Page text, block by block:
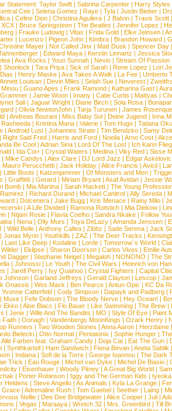
Statement: Taylor Swift | Sabrina Carpenter | Harry Styles
Cee| Selena Gomez | Raye| Tyla| Justin Bieber|
| Celine Dion | Christina Aguilera | J Balvin | Travis Scott |
| Bruce Springsteen| The Beatles | Jennifer Lopez |
| Frauke Ludowig | Vitas | Frida Gold | Elke Jeinsen |
| Lucenzo | Pigeon John | Kimbra | Brandon Howard |
Mayer| Not Called Jinx | Matt Dusk | Spencer Day|
| Edward Maya | Kerstin Linnartz | Jessica
| Ava Rocks | Youn Sunnah | Nevio | Stream Of Passion
| Shonlock | Tara Priya | Sick of Sarah | Rene Lopez | Lori
| Henry Maske| Ava Takes A Walk | La Fee| Umberto
Annett Louisan| Devin Miles | Selah Sue| Neverest|
| Guano Apes | Frank Ramond| Katharina Gast|
| Jamie Woon| Imany| Catie Curtis | Mattyas |
Sali| Jaguar Wright| Diane Birch| Sola Rosa|
| Olivia NewtonJohn| Tarja Turunen| James
| Andreas Bourani | Miss Baby Sol | Deine Jugend | Inna
Rasheeda | Kristina Maria | Valerie | Tom Hugo | Tatiana
| Android Lust | Johannes Strate | Tim Bendzko | Samy
| Right Said Fred | Harris and Ford | Noelia | Arno Cost |
Be Cool| Adrian Sina| Lord Of The Lost| Ich Kann
| Ida Corr| Crystal Waters | Medina| Viky Red| Sisse
| Mike Candys | Alex Clare | DJ Lord Jazz | Edgar Askelovic
Mauro Perucchetti | Jack Holiday | Alice Francis | Avicii |
Little Boots | Katzenjammer| Of Monsters and Men|
| Graffiti6| Gerard| Miriam Bryant| Asaf Avidan| Jessie
Bomb | Mia Martina | Sarah Hackett | The Young
| Richard Durand | Michael Canitrot | Ally Sereda |
| Dolcenera| Jake Bugg| Kris Menace| Rainy Milo|
| A Life Divided| Ramona Rotstich| Mia Diekow|
| Ntjam Rosie| Flavia Coelho| Sandra Nkake| Follow
| Nena | Olly Murs | Toya DeLazy | Amanda Jenssen |
| Wild Belle| Anthony Callea| Zibbz | Sade Serena| Jack
| Jonas Myrin | Youthkills | ZAZ | The Deer Tracks |
Last Like Deep| Kodaline| Lorde| Tomorrow´s World|
| Eklipse| Sharon Doorson| Carlos Vives | Emilie
Dagger | Stephanie Neigel | Megaloh | NONONO | The
| Johnossi | Le Youth | The Civil Wars | Heinrich von
| Jarell Perry | Ivy Quainoo | Crystal Fighters | Capital
Johnson | Garland Jeffreys | Gerald Clayton | Lescop |
Onassis | Wes Mack | Ben Pearce | Antun Opic | KC Da
Yvonne Catterfeld | Cody Simpson | Dapayk and Padberg |
Muse| Fefe Dobson| The Bloody Nerve| Hey Ocean! |
Ekko | Aloe Blacc | Flo Bauer | Like Swimming | The Brew |
| Jenix | Wille And The Bandits | MO | Style Of Eye | Paint
Faith| Oonagh| Vandenbergs MoonKings | Ozark Henry|
Runners | Two Wooden Stones | Anna Aaron| Herzdame|
Bielecki | Otto Normal | Pentatonix | Sophie Hunger |
Alle Farben feat. Graham Candy | Doja Cat | Eat The Gun |
| Synthkartell | Ham Sandwich | Fiona Bevan | Aneta Sablik |
| Indiana | Sofi de la Torre | George Ioannou | The Dark
Trick | Eau Rouge | Michel van Dyke | Michel De Biasio |
| Eisenhauer| Woody Pitney| A Great Big World|
| Porter Robinson| Iggy and The German Kids | Iyeoka
Heldens | Steve Angello| As Animals | Kyla La Grange|
Grace | Adrenaline Rush | Tom Gaebel | Seether | Laing |
Nellie | Dee Dee Bridgewater | Alice Cooper | Juli |
| Vegas | Maraaya| Wretch 32| Mrs. Greenbird| Till